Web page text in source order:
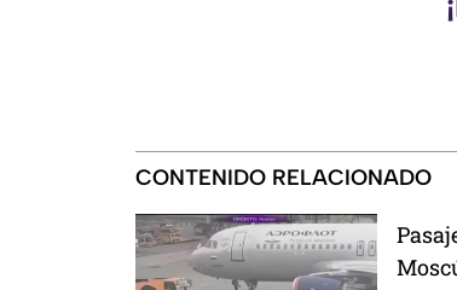
CONTENIDO RELACIONADO